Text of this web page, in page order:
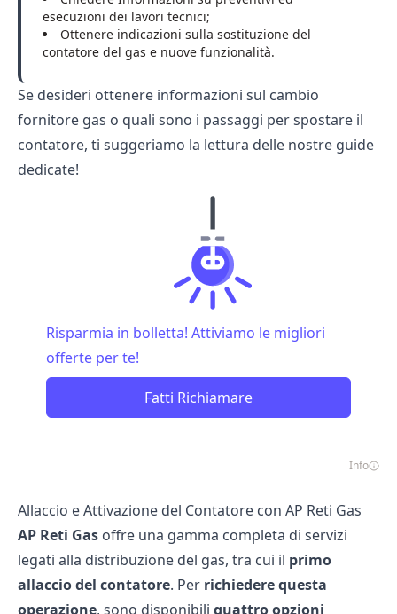
esecuzioni dei lavori tecnici;
Ottenere indicazioni sulla sostituzione del
contatore del gas e nuove funzionalità.
Se desideri ottenere informazioni sul cambio
fornitore gas o quali sono i passaggi perspostare il
contatore, ti suggeriamo la lettura delle nostre guide
dedicate!
Risparmia in bolletta! Attiviamo le migliori
offerte per te!
Fatti Richiamare
Info
Allaccio e Attivazione del Contatore con AP Reti Gas
AP Reti Gas offre una gamma completa di servizi
legati alla distribuzione del gas, tra cui il primo
allaccio del contatore. Per richiedere questa
operazione, sono disponibili quattro opzioni